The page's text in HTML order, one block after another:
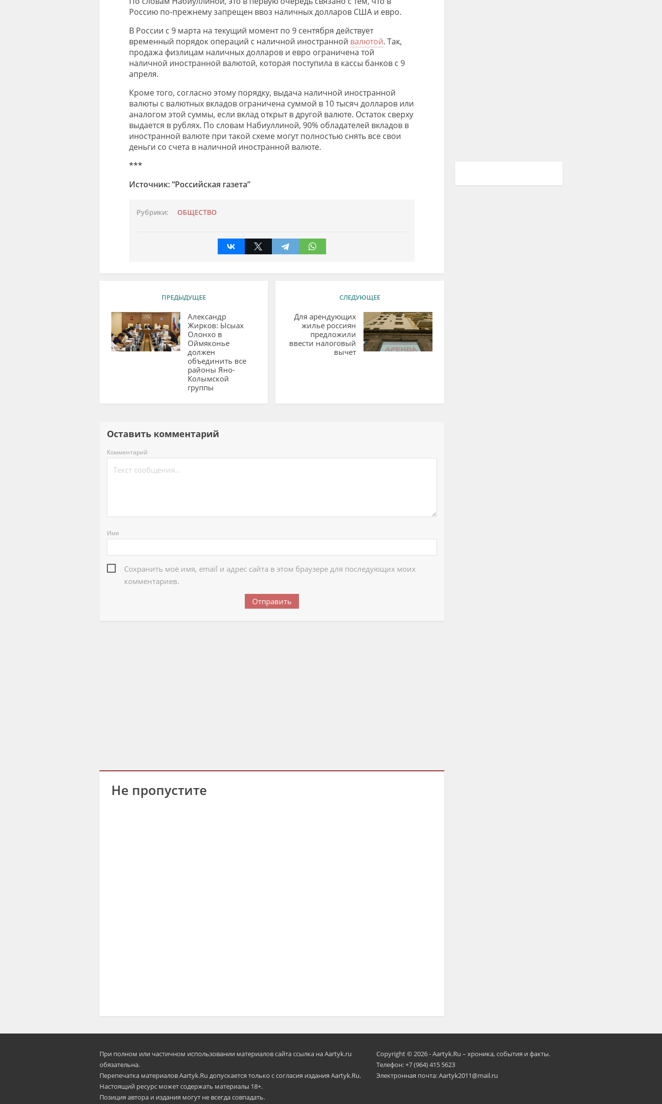
Россию по-прежнему запрещен ввоз наличных долларов США и евро.
В России с 9 марта на текущий момент по 9 сентября действует
временный порядок операций с наличной иностранной валютой. Так,
продажа физлицам наличных долларов и евро ограничена той
наличной иностранной валютой, которая поступила в кассы банков с 9
апреля.
Кроме того, согласно этому порядку, выдача наличной иностранной
валюты с валютных вкладов ограничена суммой в 10 тысяч долларов или
аналогом этой суммы, если вклад открыт в другой валюте. Остаток сверху
выдается в рублях. По словам Набиуллиной, 90% обладателей вкладов в
иностранной валюте при такой схеме могут полностью снять все свои
деньги со счета в наличной иностранной валюте.
***
Источник: “Российская газета”
Рубрики: ОБЩЕСТВО
ПРЕДЫДУЩЕЕ
Александр
Жирков: Ысыах
Олонхо в
Оймяконье
должен
объединить все
районы Яно-
Колымской
группы
СЛЕДУЮЩЕЕ
Для арендующих
жилье россиян
предложили
ввести налоговый
вычет
Оставить комментарий
Комментарий
Имя
Сохранить моё имя, email и адрес сайта в этом браузере для последующих моих
комментариев.
Не пропустите
При полном или частичном использовании материалов сайта ссылка на Aartyk.ru
oбязательна.
Перепечатка материалов Aartyk.Ru допускается только с согласия издания Aartyk.Ru.
Настоящий ресурс может содержать материалы 18+.
Позиция автора и издания могут не всегда совпадать.
Copyright © 2026 - Aartyk.Ru – хроника, события и факты.
Телефон: +7 (964) 415 5623
Электронная почта: Aartyk2011@mail.ru